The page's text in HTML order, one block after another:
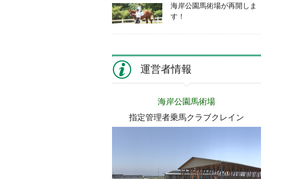
海岸公園馬術場が再開しま
す！
運営者情報
海岸公園馬術場
指定管理者乗馬クラブクレイン